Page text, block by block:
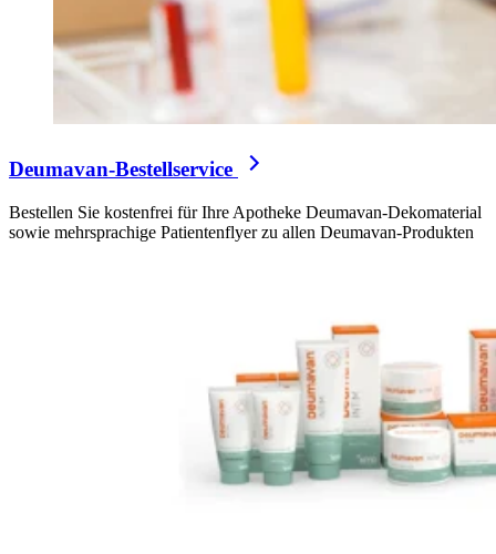
Deumavan-Bestellservice
Bestellen Sie kostenfrei für Ihre Apotheke Deumavan-Dekomaterial
sowie mehrsprachige Patientenflyer zu allen Deumavan-Produkten